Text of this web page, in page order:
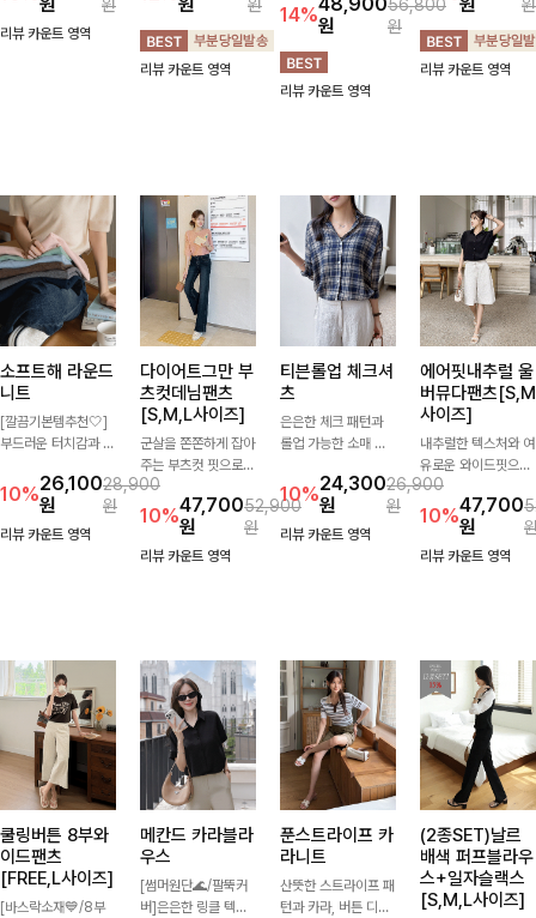
자연스럽게 잡힌 셔링
과 봉긋한 소매가 여
원
리뷰 카운트 영역
도 세련된 무드를 연
출해주는 니트- 가볍
고 부드러운 착용감으
로 단독은 물론 데일
원
리뷰 카운트 영역
슬림하게 연출해주는
5부 데님 반바지 🤍
부담 없는 기장과 여
유로운 핏으로 편안하
게 착용되며 다양한
14%원
56,800
원
리뷰 카운트 영역
즐기기 좋은 티셔츠-
소매 라벨 디테일이
은은한 포인트를 더해
심플하면서도 센스 있
원
리뷰 카운트 영역
소프트해 라운드
니트
[깔끔기본템추천🤍]
부드러운 터치감과 군
로 매일 손이 가는 자
체제작 니트입니다.
자연스럽게 떨어지는
10%26,100
원
28,900
원
리뷰 카운트 영역
다이어트그만 부
츠컷데님팬츠
[S,M,L사이즈]
군살을 쫀쫀하게 잡아
주는 부츠컷 핏으로
다리 라인을 이쁘고
깔끔하게 만들어주고
진청 색감으로 더욱
슬림해보이는 효과를
10%47,700
원
52,900
원
리뷰 카운트 영역
티븐롤업 체크셔
츠
은은한 체크 패턴과
롤업 가능한 소매 디
를 연출하실 수 있어
요🌿 차르르 흐르는
가벼운 소재와 여유로
10%24,300
원
26,900
원
리뷰 카운트 영역
에어핏내추럴 울
버뮤다팬츠[S,M
사이즈]
내추럴한 텍스처와 여
유로운 와이드핏으로
군살은 자연스럽게 커
버해드리는 버뮤다 팬
츠 🤍 깔끔한 허리 디
테일과 편안한 착용감
10%47,700
원
리뷰 카운트 영역
쿨링버튼 8부와
이드팬츠
[FREE,L사이즈]
[바스락소재💙/8부
메칸드 카라블라
우스
[썸머원단🌊/팔뚝커
버]은은한 링클 텍스
푼스트라이프 카
라니트
산뜻한 스트라이프 패
턴과 카라, 버튼 디테
(2종SET)날르
배색 퍼프블라우
스+일자슬랙스
[S,M,L사이즈]